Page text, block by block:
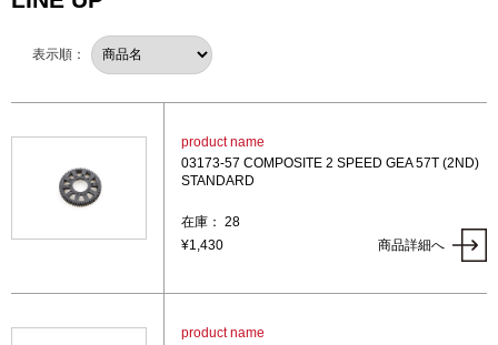
表示順：
product name
03173-57 COMPOSITE 2 SPEED GEA 57T (2ND)
STANDARD
在庫： 28
¥1,430 商品詳細へ
product name